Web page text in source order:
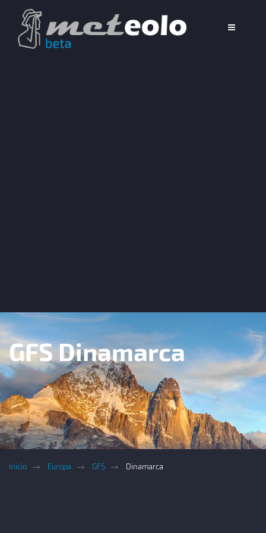
GFS Dinamarca
Inicio Europa GFS Dinamarca